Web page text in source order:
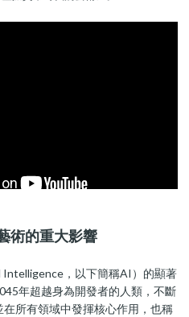
術的重大影響
，以下簡稱AI）的顯著
年超越身為開發者的人類，不斷
所有領域中發揮核心作用，也稱